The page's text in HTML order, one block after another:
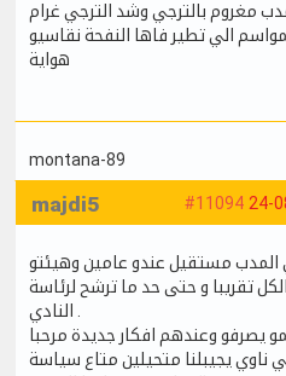
مغروم بالترجي وشد الترجي غرام
الي تطير فاها النفحة نقاسيو
هواية
montana-89
#11094 24-
majdi5
المدب مستقيل عندو عامين وهيئتو
تقريبا و حتى حد ما ترشح لرئاسة
النادي .
يصرفو وعندهم افكار جديدة مرحبا
ناوي يجيبلنا متحيلين متاع سياسة